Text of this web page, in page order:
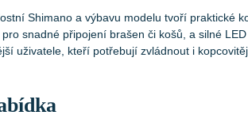
Shimano a výbavu modelu tvoří praktické
snadné připojení brašen či košů, a silné
uživatele, kteří potřebují zvládnout i